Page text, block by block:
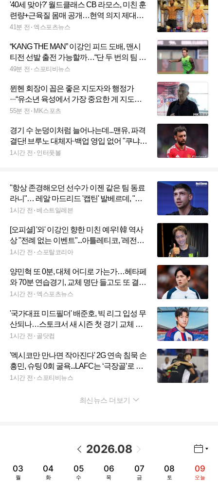
'40세 맞아?' 월드클래스 CB 라모스, 미친 훈
련량+근육질 몸매 공개…현역 의지 제대로
보여줬다
41분 전 엑스포츠뉴스
“KANG THE MAN” 이강인 피드 도배, 맨시
티전 선발 출전 가능할까…“단 두 번의 팀 훈
련 소화로 선발은 미지수”
49분 전 스포티비뉴스
뮌헨 회장이 꼽은 좋은 지도자와 행정가
···“유소년 육성에서 가장 중요한 게 지도
자”···“지도자들이 프로만 바라봐선 안 돼”
55분 전 MK스포츠
경기 수 눈덩이처럼 늘어나는데...맨유, 파격
결단! 브루노 대체자·백업 영입 없어 "쿠냐·
레이시로 충분하다는 판단"
1시간 전 인터풋볼
"항상 존경해오던 선수가 이젠 같은 팀 동료
라니"… 레알 마드리드 '캡틴' 발베르데, "선
수들이 잘 지내고 있어 기뻐"
1시간 전 베스트일레븐
[오피셜] '와' 이강인 향한 미친 예우! 韓 역사
상 "전례 없는 이벤트"...아틀레티코, '레전드'
비야와 서울월드컵경기장서 입단식 연다
1시간 전 스포탈코리아
양민혁 또 0분, 대체 어디로 가는가…헤타페
와 70분 연습경기, 교체 명단 들고도 또 결장
→2G 연속 OUT, EPL 데뷔 올해 안에 어렵나
1시간 전 엑스포츠뉴스
'국가대표 미드필더' 배준호, 빅 리그 입성 무
산되나…스토크서 새 시즌 첫 경기 교체 출
전→1호 도움 신고
1시간 전 골닷컴
'멕시코만 만나면 작아진다' 2G 연속 침묵 손
흥민, 슈팅 0회 굴욕...LAFC는 ‘극장골’로 톨
루카 1-0 제압
1시간 전 스포티비뉴스
최신뉴스 더보기
2026.08
03
월
04
화
05
수
06
목
07
금
08
토
09
오늘